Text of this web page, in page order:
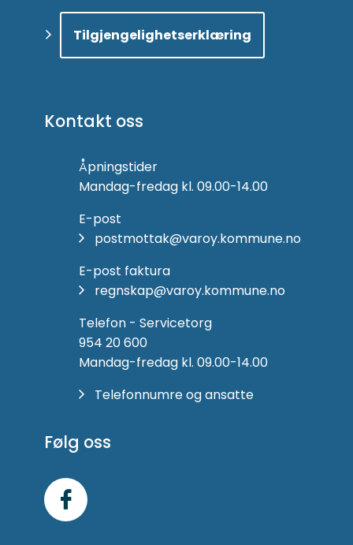
Tilgjengelighetserklæring
Kontakt oss
Åpningstider
Mandag-fredag kl. 09.00-14.00
E-post
postmottak@varoy.kommune.no
E-post faktura
regnskap@varoy.kommune.no
Telefon - Servicetorg
954 20 600
Mandag-fredag kl. 09.00-14.00
Telefonnumre og ansatte
Følg oss